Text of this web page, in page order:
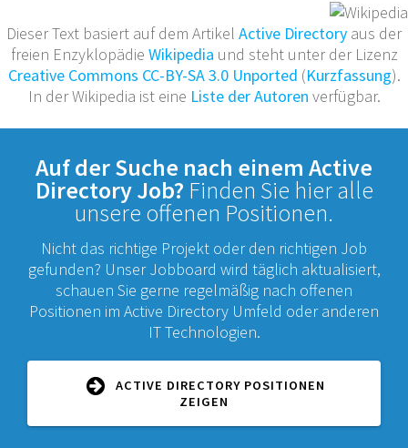
Dieser Text basiert auf dem Artikel Active Directory aus der
freien Enzyklopädie Wikipedia und steht unter der Lizenz
Creative Commons CC-BY-SA 3.0 Unported (Kurzfassung).
In der Wikipedia ist eine Liste der Autoren verfügbar.
Auf der Suche nach einem Active
Directory Job? Finden Sie hier alle
unsere offenen Positionen.
Nicht das richtige Projekt oder den richtigen Job
gefunden? Unser Jobboard wird täglich aktualisiert,
schauen Sie gerne regelmäßig nach offenen
Positionen im Active Directory Umfeld oder anderen
IT Technologien.
ACTIVE DIRECTORY POSITIONEN
ZEIGEN